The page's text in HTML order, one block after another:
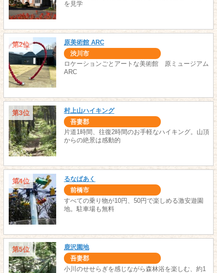
を見学
第2位 原美術館 ARC
渋川市
ロケーションごとアートな美術館 原ミュージアム
ARC
第3位 村上山ハイキング
吾妻郡
片道1時間、往復2時間のお手軽なハイキング。山頂
からの絶景は感動的
第4位 るなぱあく
前橋市
すべての乗り物が10円、50円で楽しめる激安遊園
地。駐車場も無料
第5位 鹿沢園地
吾妻郡
小川のせせらぎを感じながら森林浴を楽しむ、約1